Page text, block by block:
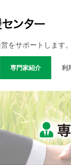
をサポートします。
専門家紹介 利